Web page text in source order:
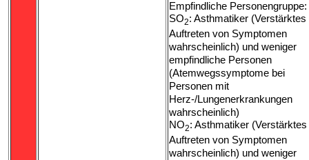
Empfindliche Personengruppe:
SO2: Asthmatiker (Verstärktes
Auftreten von Symptomen
wahrscheinlich) und weniger
empfindliche Personen
(Atemwegssymptome bei
Personen mit
Herz-/Lungenerkrankungen
wahrscheinlich)
NO2: Asthmatiker (Verstärktes
Auftreten von Symptomen
wahrscheinlich) und weniger